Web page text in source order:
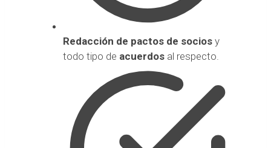
Redacción de pactos de socios y
todo tipo de acuerdos al respecto.